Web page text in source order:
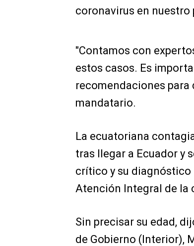
coronavirus en nuestro
"Contamos con
estos casos. Es
recomendaciones
mandatario.
La ecuatoriana
tras llegar a Ecuador y
crítico y su diagnóstico
Atención Integral de la
Sin precisar su edad,
de Gobierno (Interior),